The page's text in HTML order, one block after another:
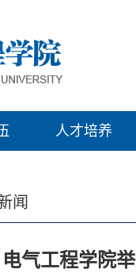
人才培养
闻
电气工程学院